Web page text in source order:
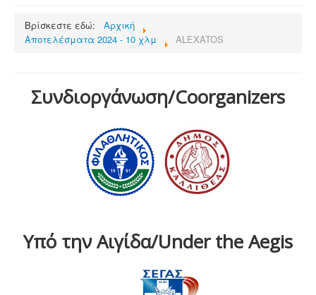
Βρίσκεστε εδώ:
Αρχική
Αποτελέσματα 2024 - 10 χλμ
ALEXATOS
Συνδιοργάνωση/Coorganizers
Υπό την Αιγίδα/Under the Aegis